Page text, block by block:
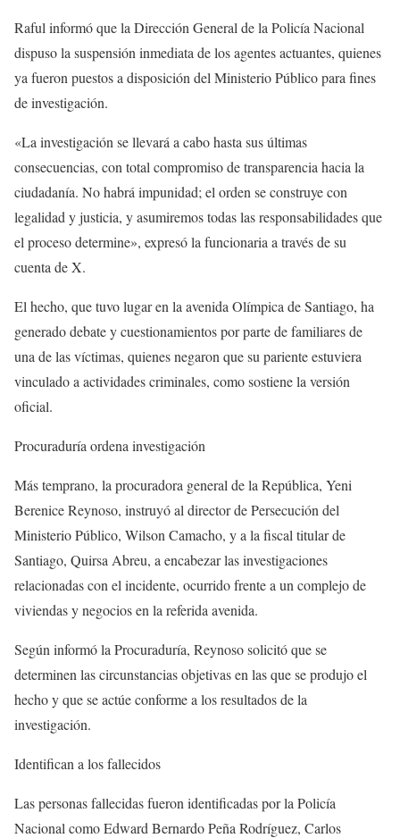
Raful informó que la Dirección General de la Policía Nacional
dispuso la suspensión inmediata de los agentes actuantes, quienes
ya fueron puestos a disposición del Ministerio Público para fines
de investigación.
«La investigación se llevará a cabo hasta sus últimas
consecuencias, con total compromiso de transparencia hacia la
ciudadanía. No habrá impunidad; el orden se construye con
legalidad y justicia, y asumiremos todas las responsabilidades que
el proceso determine», expresó la funcionaria a través de su
cuenta de X.
El hecho, que tuvo lugar en la avenida Olímpica de Santiago, ha
generado debate y cuestionamientos por parte de familiares de
una de las víctimas, quienes negaron que su pariente estuviera
vinculado a actividades criminales, como sostiene la versión
oficial.
Procuraduría ordena investigación
Más temprano, la procuradora general de la República, Yeni
Berenice Reynoso, instruyó al director de Persecución del
Ministerio Público, Wilson Camacho, y a la fiscal titular de
Santiago, Quirsa Abreu, a encabezar las investigaciones
relacionadas con el incidente, ocurrido frente a un complejo de
viviendas y negocios en la referida avenida.
Según informó la Procuraduría, Reynoso solicitó que se
determinen las circunstancias objetivas en las que se produjo el
hecho y que se actúe conforme a los resultados de la
investigación.
Identifican a los fallecidos
Las personas fallecidas fueron identificadas por la Policía
Nacional como Edward Bernardo Peña Rodríguez, Carlos